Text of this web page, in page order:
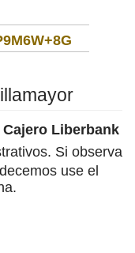
Cajero Liberbank
Si observa
use el